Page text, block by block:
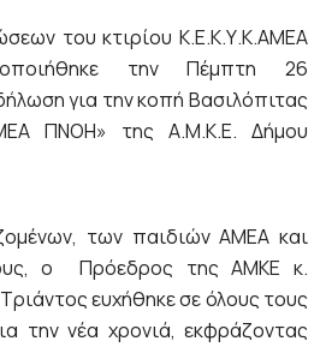
του κτιρίου Κ.Ε.Κ.Υ.Κ.ΑΜΕΑ
την Πέμπτη 26
για την κοπή Βασιλόπιτας
ΠΝΟΗ» της Α.Μ.Κ.Ε. Δήμου
των παιδιών ΑΜΕΑ και
ο Πρόεδρος της ΑΜΚΕ κ.
ευχήθηκε σε όλους τους
την νέα χρονιά, εκφράζοντας